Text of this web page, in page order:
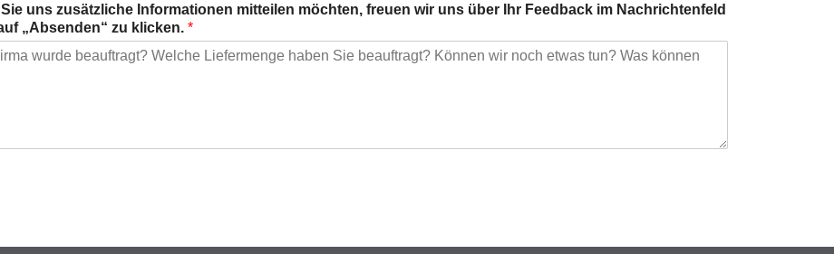
uns zusätzliche Informationen mitteilen möchten, freuen wir uns über Ihr Feedback im Nachrichtenfeld
„Absenden“ zu klicken. *